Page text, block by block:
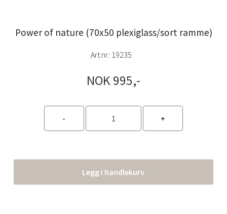
Power of nature (70x50 plexiglass/sort ramme)
Art.nr: 19235
NOK 995,-
Legg i handlekurv